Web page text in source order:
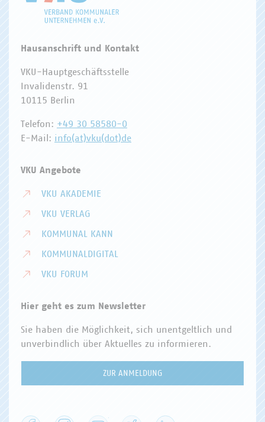
Hausanschrift und Kontakt
VKU-Hauptgeschäftsstelle
Invalidenstr. 91
10115 Berlin
Telefon: +49 30 58580-0
E-Mail: info(at)vku(dot)de
VKU Angebote
VKU AKADEMIE
VKU VERLAG
KOMMUNAL KANN
KOMMUNALDIGITAL
VKU FORUM
Hier geht es zum Newsletter
Sie haben die Möglichkeit, sich unentgeltlich und
unverbindlich über Aktuelles zu informieren.
ZUR ANMELDUNG
Facebook Instagram YouTube